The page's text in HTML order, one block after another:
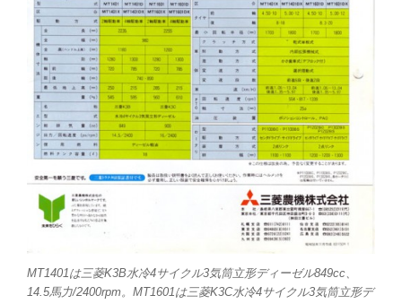
MT1401は三菱K3B水冷4サイクル3気筒立形ディーゼル849cc、
14.5馬力/2400rpm。MT1601は三菱K3C水冷4サイクル3気筒立形デ